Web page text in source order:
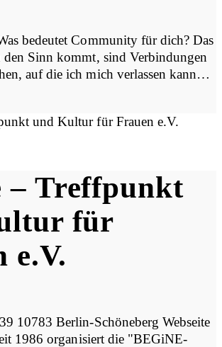
bedeutet Community für dich? Das
den Sinn kommt, sind Verbindungen
auf die ich mich verlassen kann…
– Treffpunkt
für
e.V.
10783 Berlin-Schöneberg Webseite
1986 organisiert die "BEGiNE-